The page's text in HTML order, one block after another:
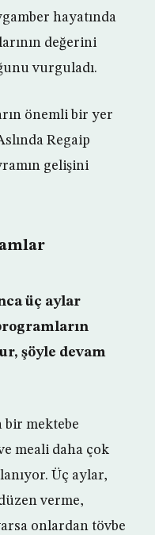
hayatında
değerini
vurguladı.
önemli bir yer
Regaip
gelişini
üç aylar
şöyle devam
bir mektebe
meali daha çok
Üç aylar,
verme,
onlardan tövbe